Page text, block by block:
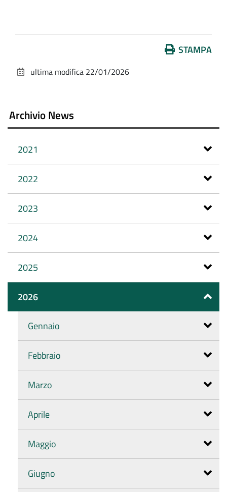
documento
STAMPA
ultima modifica 22/01/2026
Archivio News
2021
2022
2023
2024
2025
2026
Gennaio
Febbraio
Marzo
Aprile
Maggio
Giugno